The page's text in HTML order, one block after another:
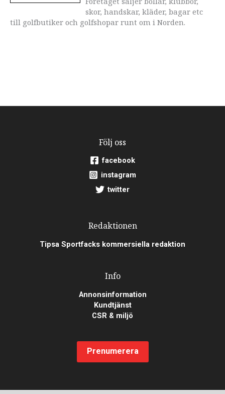
skor, handskar, kläder, bagar etc
till golfbutiker och golfshopar runt om i Norden.
Följ oss
facebook
instagram
twitter
Redaktionen
Tipsa Sportfacks kommersiella redaktion
Info
Annonsinformation
Kundtjänst
CSR & miljö
Prenumerera